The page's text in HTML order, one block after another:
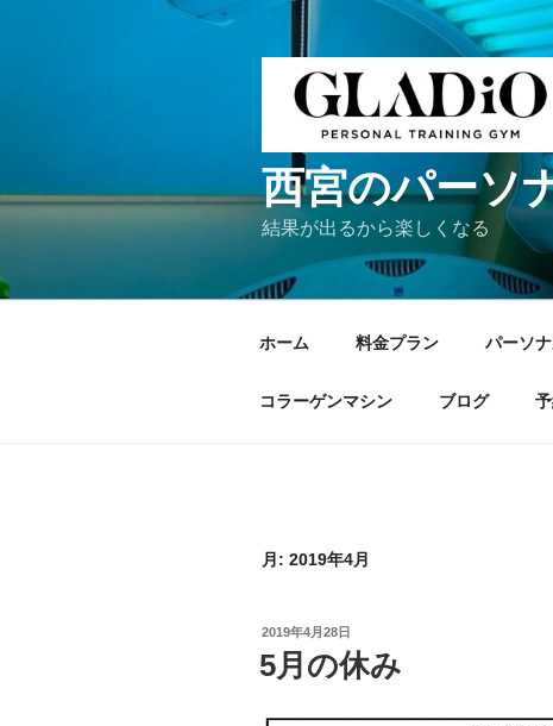
キ
西宮のパーソ
結果が出るから楽しくなる
ホーム 料金プラン パーソ
コラーゲンマシン ブログ
月: 2019年4月
投
日:
2019年4月28日
5月の休み